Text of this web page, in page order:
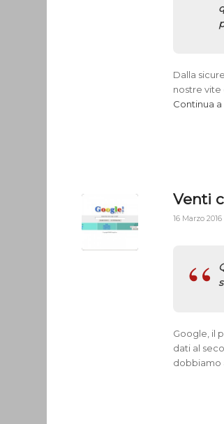
Dalla
nostre vite
Continua
Venti
16 Marzo 2016
Google, il
dati al
dobbiamo